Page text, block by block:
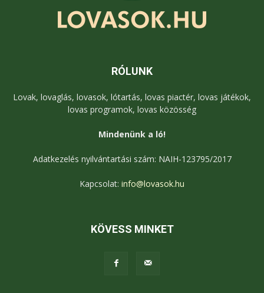
RÓLUNK
Lovak, lovaglás, lovasok, lótartás, lovas piactér, lovas játékok,
lovas programok, lovas közösség
Mindenünk a ló!
Adatkezelés nyilvántartási szám: NAIH-123795/2017
Kapcsolat: info@lovasok.hu
KÖVESS MINKET